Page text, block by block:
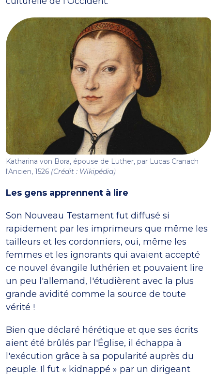
Katharina von Bora, épouse de Luther, par Lucas Cranach
l'Ancien, 1526 (Crédit : Wikipédia)
Les gens apprennent à lire
Son Nouveau Testament fut diffusé si
rapidement par les imprimeurs que même les
tailleurs et les cordonniers, oui, même les
femmes et les ignorants qui avaient accepté
ce nouvel évangile luthérien et pouvaient lire
un peu l'allemand, l'étudièrent avec la plus
grande avidité comme la source de toute
vérité !
Bien que déclaré hérétique et que ses écrits
aient été brûlés par l'Église, il échappa à
l'exécution grâce à sa popularité auprès du
peuple. Il fut « kidnappé » par un dirigeant